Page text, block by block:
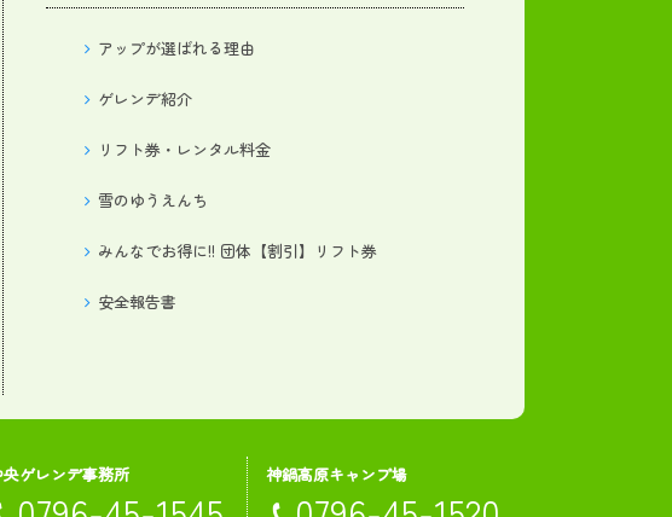
アップが選ばれる理由
ゲレンデ紹介
リフト券・レンタル料金
雪のゆうえんち
みんなでお得に!! 団体【割引】リフト券
安全報告書
央ゲレンデ事務所 神鍋高原キャンプ場